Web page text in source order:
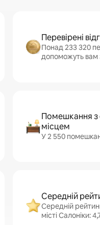
Перевірені
Понад 233 320
допоможуть вам
Помешкання
місцем
У 2 550
Середній
Середній
місті Салоніки: